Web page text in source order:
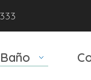
Baño